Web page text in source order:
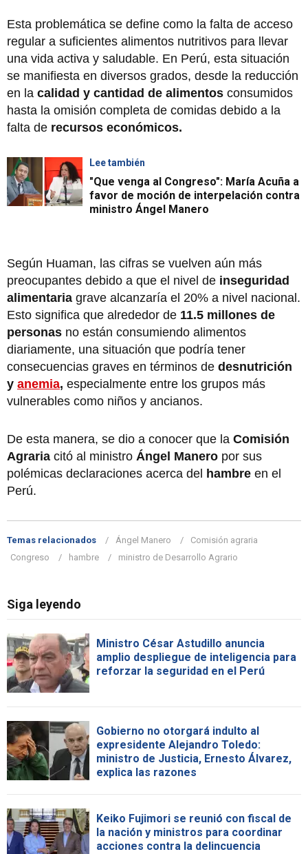
Esta problemática se define como la falta de acceso
regular a suficientes alimentos nutritivos para llevar
una vida activa y saludable. En Perú, esta situación
se manifiesta en diversos grados, desde la reducción
en la calidad y cantidad de alimentos consumidos
hasta la omisión completa de comidas debido a la
falta de recursos económicos.
Lee también
"Que venga al Congreso": María Acuña a
favor de moción de interpelación contra
ministro Ángel Manero
Según Huaman, las cifras se vuelven aún más
preocupantes debido a que el nivel de inseguridad
alimentaria grave alcanzaría el 20% a nivel nacional.
Esto significa que alrededor de 11.5 millones de
personas no están consumiendo alimentos
diariamente, una situación que podría tener
consecuencias graves en términos de desnutrición
y anemia, especialmente entre los grupos más
vulnerables como niños y ancianos.
De esta manera, se dio a conocer que la Comisión
Agraria citó al ministro Ángel Manero por sus
polémicas declaraciones acerca del hambre en el
Perú.
Temas relacionados Ángel Manero
Comisión agraria
Congreso
hambre ministro de Desarrollo Agrario
Siga leyendo
Ministro César Astudillo anuncia
amplio despliegue de inteligencia para
reforzar la seguridad en el Perú
Gobierno no otorgará indulto al
expresidente Alejandro Toledo:
ministro de Justicia, Ernesto Álvarez,
explica las razones
Keiko Fujimori se reunió con fiscal de
la nación y ministros para coordinar
acciones contra la delincuencia